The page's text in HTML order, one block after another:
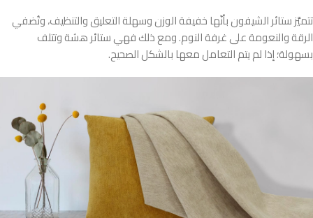
تتميَّز ستائر الشيفون بأنّها خفيفة الوزن وسهلة التعليق والتنظيف، وتُضفي
الرقة والنعومة على غرفة النوم. ومع ذلك فهي ستائر هشة وتتلف
بسهولة؛ إذا لم يتم التعامل معها بالشكل الصحيح.